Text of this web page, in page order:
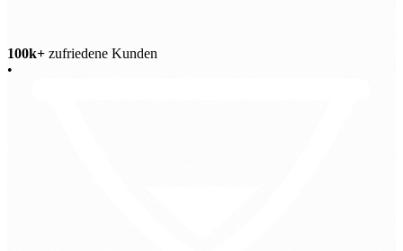
100k+ zufriedene Kunden
•